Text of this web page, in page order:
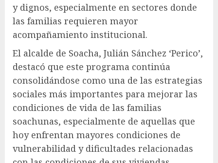
y dignos, especialmente en sectores donde
las familias requieren mayor
acompañamiento institucional.
El alcalde de Soacha, Julián Sánchez ‘Perico’,
destacó que este programa continúa
consolidándose como una de las estrategias
sociales más importantes para mejorar las
condiciones de vida de las familias
soachunas, especialmente de aquellas que
hoy enfrentan mayores condiciones de
vulnerabilidad y dificultades relacionadas